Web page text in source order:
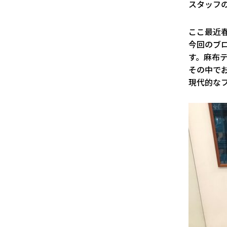
スタッフ
ここ最近
今回のブ
す。麻布
その中で
現代的な